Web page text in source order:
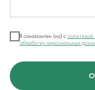
Я ознакомлен (на) с политикой
обработку персональных